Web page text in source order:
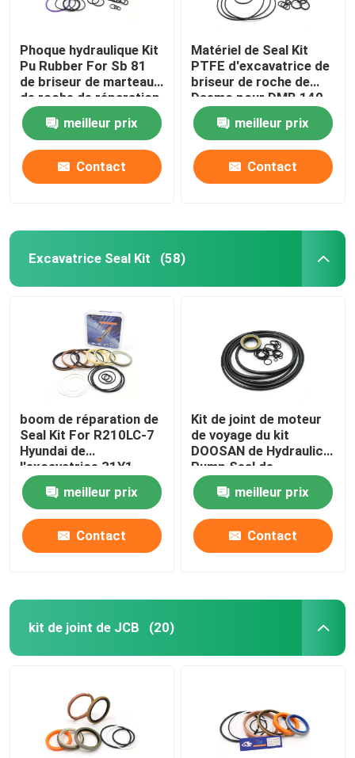
Phoque hydraulique Kit
Pu Rubber For Sb 81
de briseur de marteau
de roche de réparation
meilleur prix
Contact
Matériel de Seal Kit
PTFE d'excavatrice de
briseur de roche de
Daemo pour DMB 140
meilleur prix
Contact
Excavatrice Seal Kit (58)
boom de réparation de
Seal Kit For R210LC-7
Hyundai de
l'excavatrice 31Y1-
15880
meilleur prix
Contact
Kit de joint de moteur
de voyage du kit
DOOSAN de Hydraulic
Pump Seal de
l'excavatrice DX225
meilleur prix
Contact
kit de joint de JCB (20)